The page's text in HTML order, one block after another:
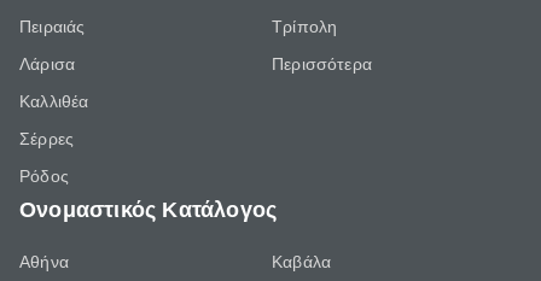
Πειραιάς
Λάρισα
Καλλιθέα
Σέρρες
Ρόδος
Τρίπολη
Περισσότερα
Ονομαστικός Κατάλογος
Αθήνα
Καβάλα